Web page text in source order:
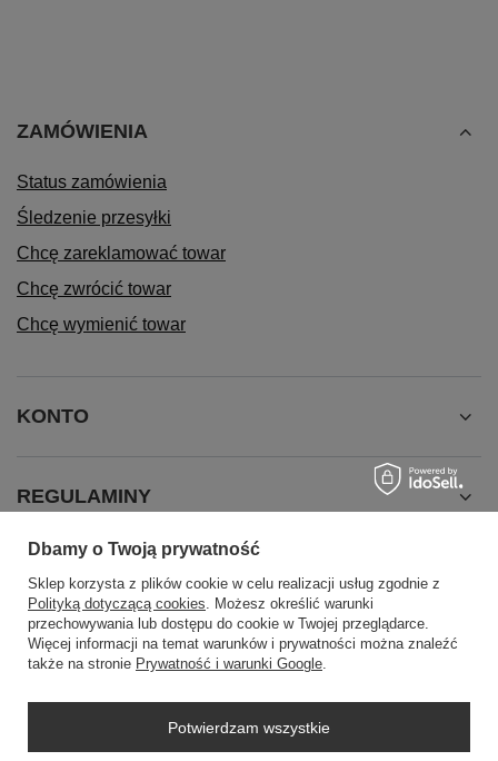
ZAMÓWIENIA
Status zamówienia
Śledzenie przesyłki
Chcę zareklamować towar
Chcę zwrócić towar
Chcę wymienić towar
KONTO
REGULAMINY
INFORMACJE
Dbamy o Twoją prywatność
Sklep korzysta z plików cookie w celu realizacji usług zgodnie z
Polityką dotyczącą cookies. Możesz określić warunki
przechowywania lub dostępu do cookie w Twojej przeglądarce.
Więcej informacji na temat warunków i prywatności można znaleźć
także na stronie Prywatność i warunki Google.
Potwierdzam wszystkie